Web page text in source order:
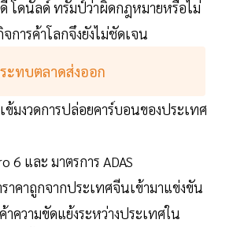
โดนัลด์ ทรัมป์ว่าผิดกฎหมายหรือไม่
การค้าโลกจึงยังไม่ชัดเจน
ะทบตลาดส่งออก
ข้มงวดการปล่อยคาร์บอนของประเทศ
6 และ มาตรการ ADAS
าคาถูกจากประเทศจีนเข้ามาแข่งขัน
ความขัดแย้งระหว่างประเทศใน